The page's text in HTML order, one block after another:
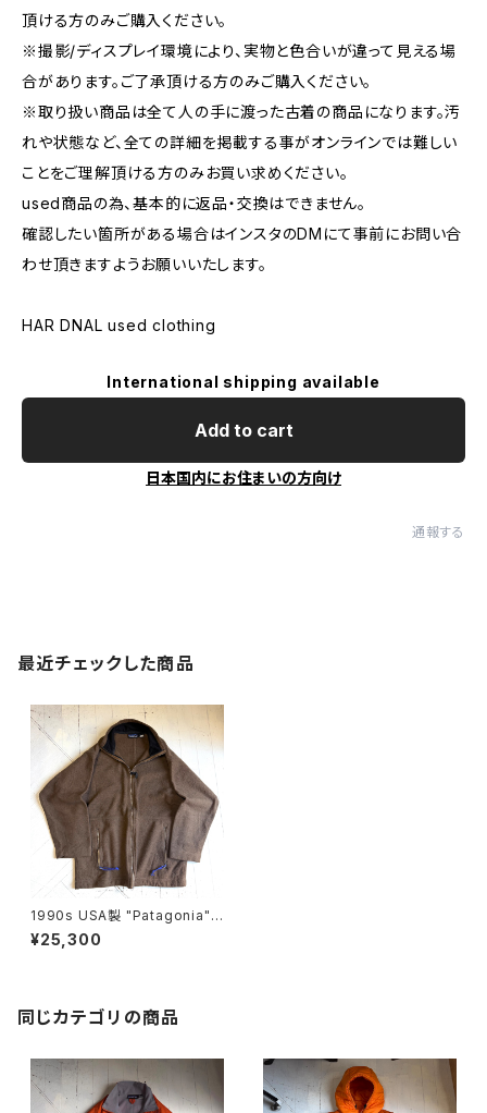
頂ける方のみご購入ください。
※撮影/ディスプレイ環境により、実物と色合いが違って見える場
合があります。ご了承頂ける方のみご購入ください。
※取り扱い商品は全て人の手に渡った古着の商品になります。汚
れや状態など、全ての詳細を掲載する事がオンラインでは難しい
ことをご理解頂ける方のみお買い求めください。
used商品の為、基本的に返品・交換はできません。
確認したい箇所がある場合はインスタのDMにて事前にお問い合
わせ頂きますようお願いいたします。
HAR DNAL used clothing
International shipping available
Add to cart
日本国内にお住まいの方向け
通報する
最近チェックした商品
1990s USA製 "Patagonia" li
ghtweight synchilla BIG ZI
P
¥25,300
同じカテゴリの商品